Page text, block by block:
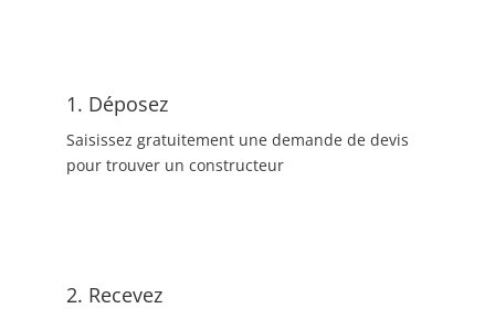
1. Déposez
Saisissez gratuitement une demande de devis
pour trouver un constructeur
2. Recevez